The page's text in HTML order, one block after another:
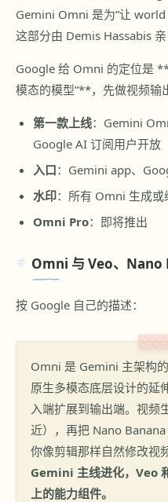
Gemini Omni 是为”让 world
这部分由 Demis Hassabis 亲
Google 给 Omni 的定位是
模态的模型”**，先做视频输
第一款上线：Gemini
Google AI 订阅用户开放
入口：Gemini app、
水印：所有 Omni 生成
Omni Pro：即将推出
Omni 与 Veo、Nano
按 Google 自己的描述：
Omni 是 Gemini 主架构
原生多模态底层设计的
入端扩展到输出端。视频
近），再把 Nano
你像剪辑那样自然修改视频
Gemini 主线进化，Veo
上的能力组件。